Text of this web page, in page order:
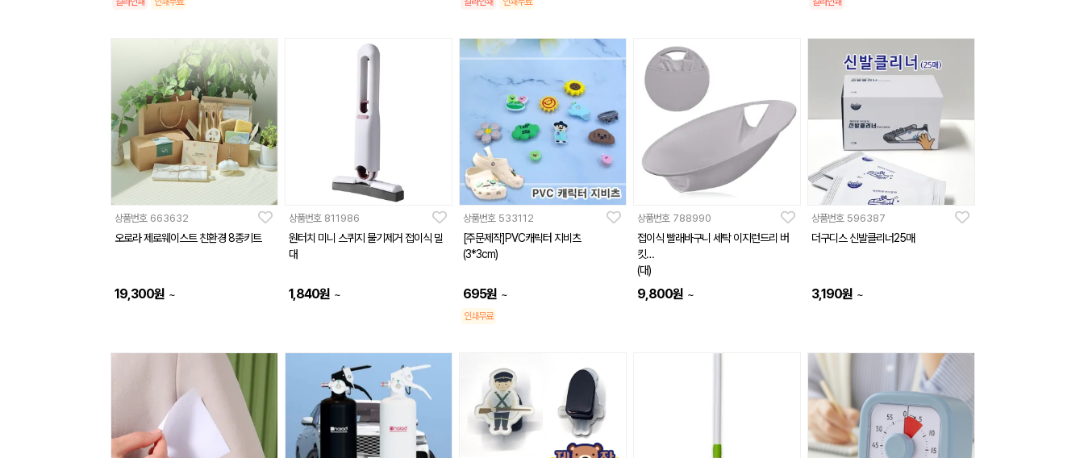
상품번호 663632
오로라 제로웨이스트 친환경 8종키트
19,300원 ~
상품번호 811986
원터치 미니 스퀴지 물기제거 접이식 밀
대
1,840원 ~
상품번호 533112
[주문제작]PVC캐릭터 지비츠
(3*3cm)
695원 ~
인쇄무료
상품번호 788990
접이식 빨래바구니 세탁 이지런드리 버
킷
(대)
9,800원 ~
상품번호 596387
더구디스 신발클리너25매
3,190원 ~